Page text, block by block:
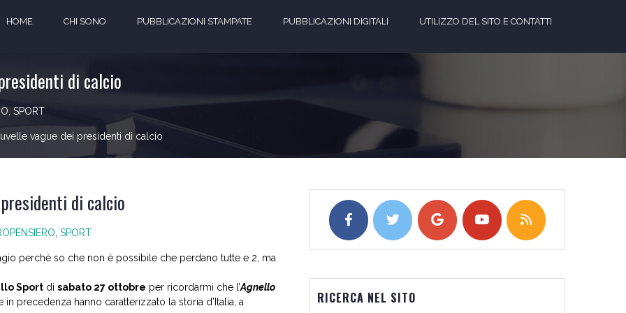
HOME CHI SONO PUBBLICAZIONI STAMPATE PUBBLICAZIONI DIGITALI UTILIZZO DEL SITO E CONTATTI
di calcio
SPORT
vague dei presidenti di calcio
di calcio
SPORT
perchè so che non è possibile che perdano tutte e 2, ma
Sport di sabato 27 ottobre per ricordarmi che l’Agnello
in precedenza hanno caratterizzato la storia d’Italia, a
RICERCA NEL SITO